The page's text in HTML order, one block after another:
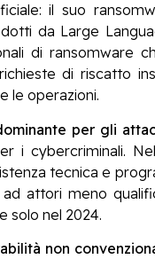
il suo
da Large
di ransomware
di riscatto
le operazioni.
per gli
i cybercriminali.
tecnica e
attori meno
solo nel 2024.
non